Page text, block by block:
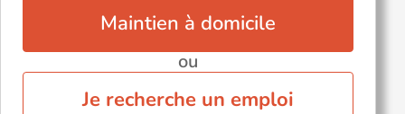
Maintien à domicile
ou
Je recherche un emploi